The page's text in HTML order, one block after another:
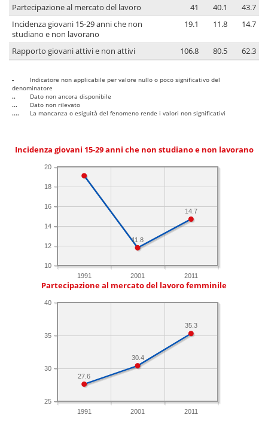
Partecipazione al mercato del lavoro 41 40.1
43.7
Incidenza giovani 15-29 anni che non
studiano e non lavorano
19.1 11.8 14.7
Rapporto giovani attivi e non attivi 106.8 80.5 62.3
-
Indicatore non applicabile per valore nullo o poco significativo del
denominatore
..
Dato non ancora disponibile
...
Dato non rilevato
....
La mancanza o esiguità del fenomeno rende i valori non significativi
Incidenza giovani 15-29 anni che non studiano e non lavorano
1991 2001 2011
10
12
14
16
18
20
14.7
11.8
Partecipazione al mercato del lavoro femminile
1991 2001 2011
25
30
35
40
35.3
30.4
27.6